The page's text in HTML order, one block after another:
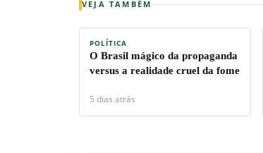
VEJA TAMBÉM
POLÍTICA
O Brasil mágico da propaganda
versus a realidade cruel da fome
5 dias atrás